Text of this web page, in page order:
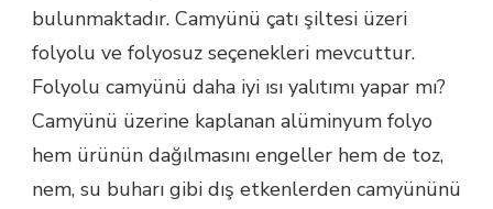
bulunmaktadır. Camyünü çatı şiltesi üzeri
folyolu ve folyosuz seçenekleri mevcuttur.
Folyolu camyünü daha iyi ısı yalıtımı yapar mı?
Camyünü üzerine kaplanan alüminyum folyo
hem ürünün dağılmasını engeller hem de toz,
nem, su buharı gibi dış etkenlerden camyününü